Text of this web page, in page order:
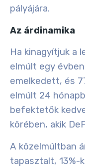
pályájára.
Az árdinamika
Ha kinagyítjuk a
elmúlt egy
emelkedett, és
elmúlt 24
befektetők
körében, akik
A közelmúltban
tapasztalt, 13%-